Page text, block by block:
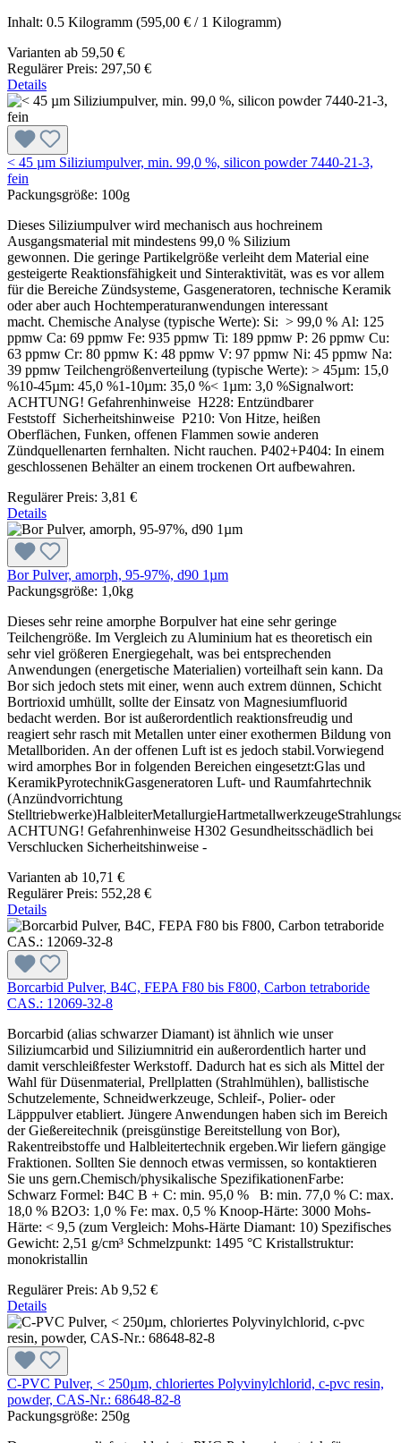
Inhalt: 0.5 Kilogramm (595,00 € / 1 Kilogramm)
Varianten ab 59,50 €
Regulärer Preis: 297,50 €
Details
< 45 µm Siliziumpulver, min. 99,0 %, silicon powder 7440-21-3,
fein
Packungsgröße: 100g
Dieses Siliziumpulver wird mechanisch aus hochreinem
Ausgangsmaterial mit mindestens 99,0 % Silizium
gewonnen. Die geringe Partikelgröße verleiht dem Material eine
gesteigerte Reaktionsfähigkeit und Sinteraktivität, was es vor allem
für die Bereiche Zündsysteme, Gasgeneratoren, technische Keramik
oder aber auch Hochtemperaturanwendungen interessant
macht. Chemische Analyse (typische Werte): Si: > 99,0 % Al: 125
ppmw Ca: 69 ppmw Fe: 935 ppmw Ti: 189 ppmw P: 26 ppmw Cu:
63 ppmw Cr: 80 ppmw K: 48 ppmw V: 97 ppmw Ni: 45 ppmw Na:
39 ppmw Teilchengrößenverteilung (typische Werte): > 45µm: 15,0
%10-45µm: 45,0 %1-10µm: 35,0 %< 1µm: 3,0 %Signalwort:
ACHTUNG! Gefahrenhinweise H228: Entzündbarer
Feststoff Sicherheitshinweise P210: Von Hitze, heißen
Oberflächen, Funken, offenen Flammen sowie anderen
Zündquellenarten fernhalten. Nicht rauchen. P402+P404: In einem
geschlossenen Behälter an einem trockenen Ort aufbewahren.
Regulärer Preis: 3,81 €
Details
Bor Pulver, amorph, 95-97%, d90 1µm
Packungsgröße: 1,0kg
Dieses sehr reine amorphe Borpulver hat eine sehr geringe
Teilchengröße. Im Vergleich zu Aluminium hat es theoretisch ein
sehr viel größeren Energiegehalt, was bei entsprechenden
Anwendungen (energetische Materialien) vorteilhaft sein kann. Da
Bor sich jedoch stets mit einer, wenn auch extrem dünnen, Schicht
Bortrioxid umhüllt, sollte der Einsatz von Magnesiumfluorid
bedacht werden. Bor ist außerordentlich reaktionsfreudig und
reagiert sehr rasch mit Metallen unter einer exothermen Bildung von
Metallboriden. An der offenen Luft ist es jedoch stabil.Vorwiegend
wird amorphes Bor in folgenden Bereichen eingesetzt:Glas und
KeramikPyrotechnikGasgeneratoren Luft- und Raumfahrtechnik
(Anzündvorrichtung
ACHTUNG! Gefahrenhinweise H302 Gesundheitsschädlich bei
Verschlucken Sicherheitshinweise -
Varianten ab 10,71 €
Regulärer Preis: 552,28 €
Details
Borcarbid Pulver, B4C, FEPA F80 bis F800, Carbon tetraboride
CAS.: 12069-32-8
Borcarbid (alias schwarzer Diamant) ist ähnlich wie unser
Siliziumcarbid und Siliziumnitrid ein außerordentlich harter und
damit verschleißfester Werkstoff. Dadurch hat es sich als Mittel der
Wahl für Düsenmaterial, Prellplatten (Strahlmühlen), ballistische
Schutzelemente, Schneidwerkzeuge, Schleif-, Polier- oder
Läpppulver etabliert. Jüngere Anwendungen haben sich im Bereich
der Gießereitechnik (preisgünstige Bereitstellung von Bor),
Rakentreibstoffe und Halbleitertechnik ergeben.Wir liefern gängige
Fraktionen. Sollten Sie dennoch etwas vermissen, so kontaktieren
Sie uns gern.Chemisch/physikalische SpezifikationenFarbe:
Schwarz Formel: B4C B + C: min. 95,0 % B: min. 77,0 % C: max.
18,0 % B2O3: 1,0 % Fe: max. 0,5 % Knoop-Härte: 3000 Mohs-
Härte: < 9,5 (zum Vergleich: Mohs-Härte Diamant: 10) Spezifisches
Gewicht: 2,51 g/cm³ Schmelzpunkt: 1495 °C Kristallstruktur:
monokristallin
Regulärer Preis: Ab 9,52 €
Details
C-PVC Pulver, < 250µm, chloriertes Polyvinylchlorid, c-pvc resin,
powder, CAS-Nr.: 68648-82-8
Packungsgröße: 250g